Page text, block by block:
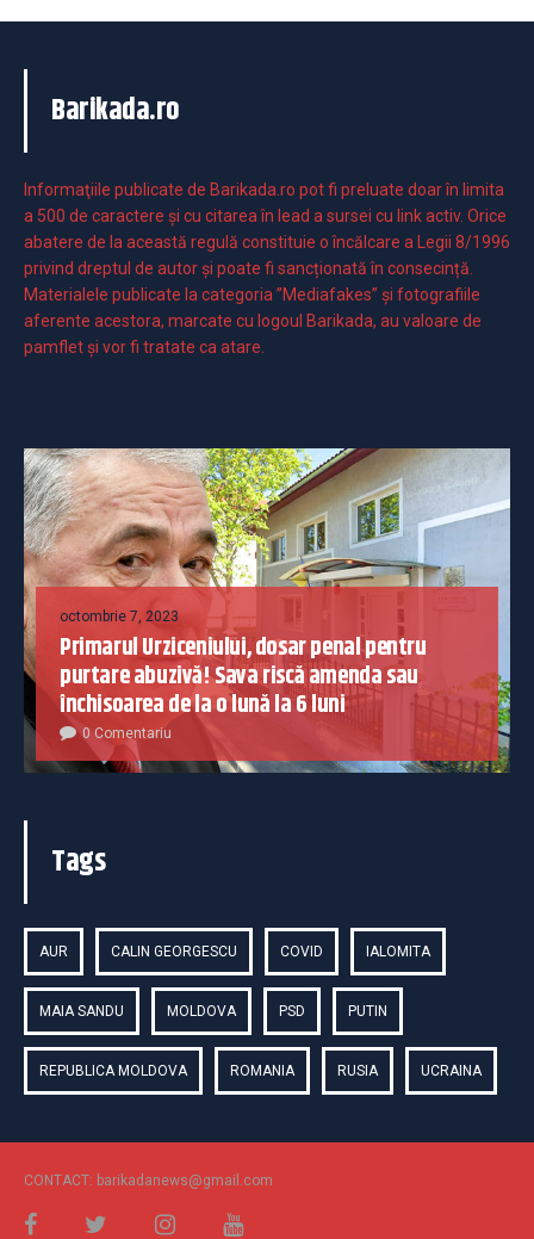
Barikada.ro
Informaţiile publicate de Barikada.ro pot fi preluate doar în limita
a 500 de caractere şi cu citarea în lead a sursei cu link activ. Orice
abatere de la această regulă constituie o încălcare a Legii 8/1996
privind dreptul de autor și poate fi sancționată în consecință.
Materialele publicate la categoria ”Mediafakes” și fotografiile
aferente acestora, marcate cu logoul Barikada, au valoare de
pamflet și vor fi tratate ca atare.
octombrie 7, 2023
Primarul Urziceniului, dosar penal pentru
purtare abuzivă! Sava riscă amenda sau
închisoarea de la o lună la 6 luni
0 Comentariu
Tags
AUR CALIN GEORGESCU COVID IALOMITA
MAIA SANDU MOLDOVA PSD PUTIN
REPUBLICA MOLDOVA ROMANIA RUSIA UCRAINA
CONTACT: barikadanews@gmail.com